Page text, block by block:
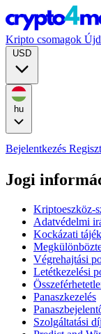
Kripto csomagok
Bejelentkezés
Jogi
Kriptoeszköz-
Adatvédelmi
Kockázati
Végrehajtási
Letétkezelési
Panaszkezelés
Szolgáltatási